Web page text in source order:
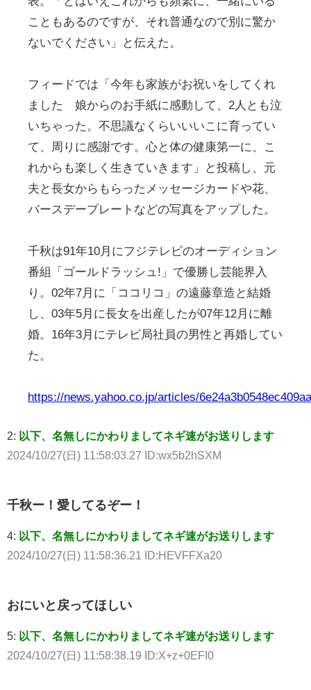
こともあるのですが、それ普通なので別に驚か
ないでください」と伝えた。
フィードでは「今年も家族がお祝いをしてくれ
ました 娘からのお手紙に感動して、2人とも泣
いちゃった。不思議なくらいいいこに育ってい
て、周りに感謝です。心と体の健康第一に、こ
れからも楽しく生きていきます」と投稿し、元
夫と長女からもらったメッセージカードや花、
バースデープレートなどの写真をアップした。
千秋は91年10月にフジテレビのオーディション
番組「ゴールドラッシュ!」で優勝し芸能界入
り。02年7月に「ココリコ」の遠藤章造と結婚
し、03年5月に長女を出産したが07年12月に離
婚。16年3月にテレビ局社員の男性と再婚してい
た。
https://news.yahoo.co.jp/articles/
2: 以下、名無しにかわりましてネギ速がお送りします
2024/10/27(日) 11:58:03.27 ID:wx5b2hSXM
千秋ー！愛してるぞー！
4: 以下、名無しにかわりましてネギ速がお送りします
2024/10/27(日) 11:58:36.21 ID:HEVFFXa20
おにいと戻ってほしい
5: 以下、名無しにかわりましてネギ速がお送りします
2024/10/27(日) 11:58:38.19 ID:X+z+0EFI0